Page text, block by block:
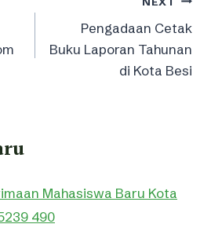
Pengadaan Cetak
Buku Laporan Tahunan
di Kota Besi
Mahasiswa Baru Kota
490